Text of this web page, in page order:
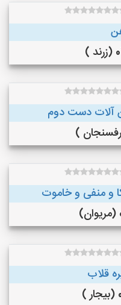
)
آلات دست دوم
و منفی و خاموت
قلاب